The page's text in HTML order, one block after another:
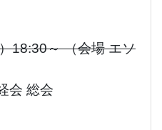
18:30～ （会場 エソ
会 総会